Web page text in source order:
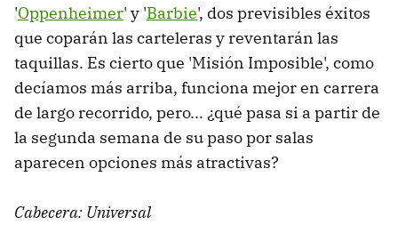
'Oppenheimer' y 'Barbie', dos previsibles éxitos
que coparán las carteleras y reventarán las
taquillas. Es cierto que 'Misión Imposible', como
decíamos más arriba, funciona mejor en carrera
de largo recorrido, pero... ¿qué pasa si a partir de
la segunda semana de su paso por salas
aparecen opciones más atractivas?
Cabecera: Universal